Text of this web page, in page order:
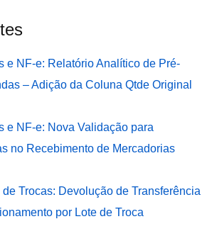
e NF-e: Relatório Analítico de Pré-
– Adição da Coluna Qtde Original
e NF-e: Nova Validação para
no Recebimento de Mercadorias
Trocas: Devolução de Transferência
por Lote de Troca